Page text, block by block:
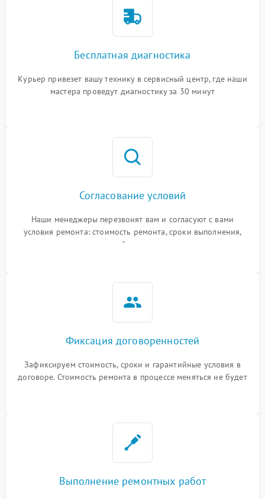
Бесплатная диагностика
Курьер привезет вашу технику в сервисный центр, где наши
мастера проведут диагностику за 30 минут
Согласование условий
Наши менеджеры перезвонят вам и согласуют с вами
условия ремонта: стоимость ремонта, сроки выполнения,
гарантийные условия
Фиксация договоренностей
Зафиксируем стоимость, сроки и гарантийные условия в
договоре. Стоимость ремонта в процессе меняться не будет
Выполнение ремонтных работ